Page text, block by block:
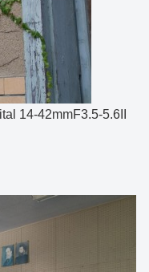
14-42mmF3.5-5.6II